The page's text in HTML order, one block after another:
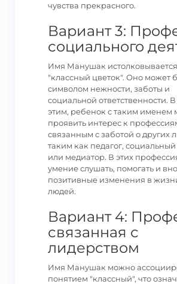
чувства прекрасного.
Вариант 3:
социального
Имя Манушак
"классный цветок". Оно может
символом нежности, заботы и
социальной ответственности. В
этим, ребенок с таким именем
проявить интерес к
связанным с заботой о других
таким как педагог,
или медиатор. В этих
умение слушать, помогать и
позитивные изменения в
людей.
Вариант 4:
связанная с
лидерством
Имя Манушак можно
понятием "классный", что